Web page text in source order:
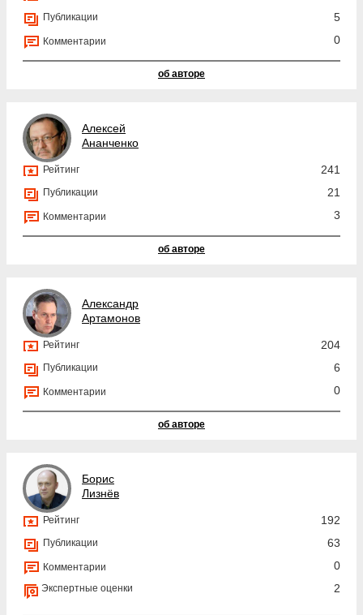
Публикации 5
Комментарии 0
об авторе
Алексей
Ананченко
Рейтинг 241
Публикации 21
Комментарии 3
об авторе
Александр
Артамонов
Рейтинг 204
Публикации 6
Комментарии 0
об авторе
Борис
Лизнёв
Рейтинг 192
Публикации 63
Комментарии 0
Экспертные оценки 2